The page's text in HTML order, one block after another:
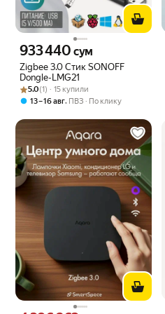
Zigbee 3.0 Стик SONOFF
Dongle-LMG21
Цена 933440 сум вместо
933 440 сум
Рейтинг товара: 5.0 из 5
Оценок: (1) · 15 купили
5.0(1) · 15 купили
13 – 16 авг, ПВЗ По клику